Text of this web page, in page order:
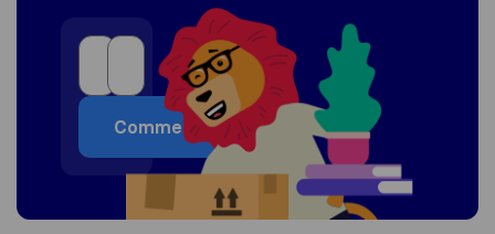
Commencer